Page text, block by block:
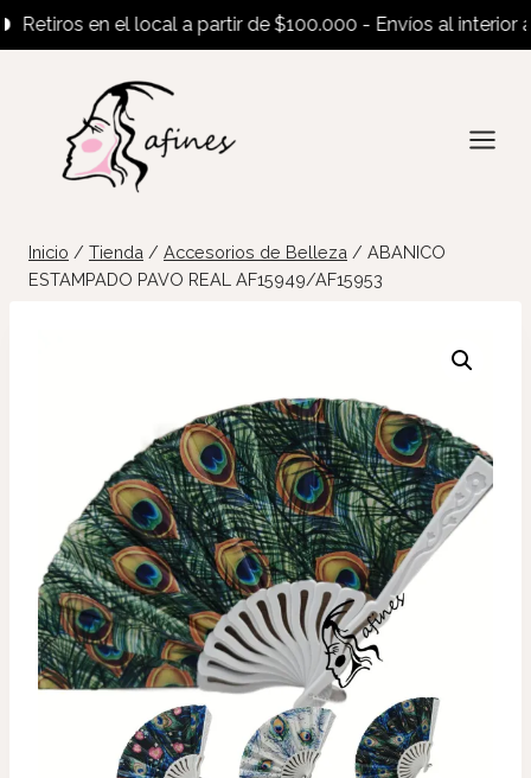
en el local a partir de $100.000 - Envíos al interior a
contenido
Inicio / Tienda / Accesorios de Belleza / ABANICO
ESTAMPADO PAVO REAL AF15949/AF15953